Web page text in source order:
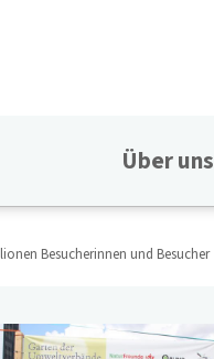
Über uns
Besucherinnen und Besucher